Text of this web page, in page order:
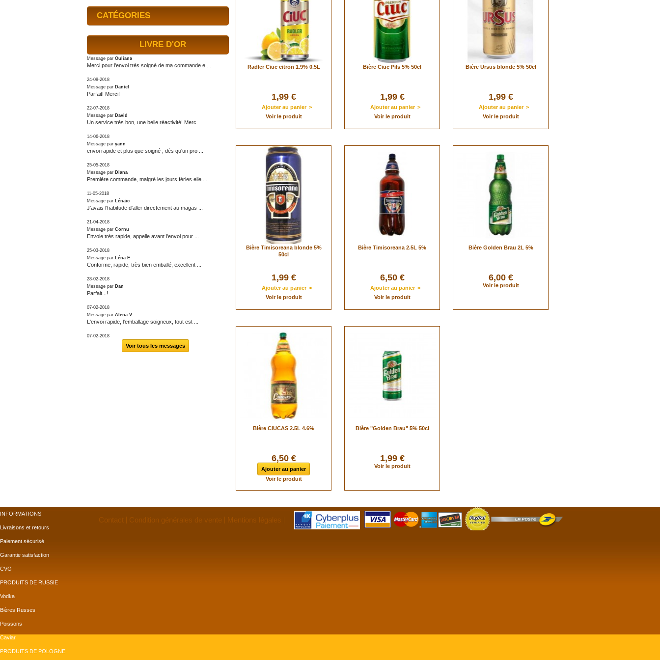
CATÉGORIES
LIVRE D'OR
Message par Ouliana
Merci pour l'envoi très soigné de ma commande e ...
24-08-2018
Message par Daniel
Parfait! Merci!
22-07-2018
Message par David
Un service très bon, une belle réactivité! Merc ...
14-06-2018
Message par yann
envoi rapide et plus que soigné , dès qu'un pro ...
25-05-2018
Message par Diana
Première commande, malgré les jours féries elle ...
11-05-2018
Message par Lénaïc
J'avais l'habitude d'aller directement au magas ...
21-04-2018
Message par Cornu
Envoie très rapide, appelle avant l'envoi pour ...
25-03-2018
Message par Léna E
Conforme, rapide, très bien emballé, excellent ...
28-02-2018
Message par Dan
Parfait...!
07-02-2018
Message par Alena V.
L'envoi rapide, l'emballage soigneux, tout est ...
07-02-2018
Voir tous les messages
Radler Ciuc citron 1.9% 0.5L
1,99 €
Ajouter au panier >
Voir le produit
Bière Ciuc Pils 5% 50cl
1,99 €
Ajouter au panier >
Voir le produit
Bière Ursus blonde 5% 50cl
1,99 €
Ajouter au panier >
Voir le produit
Bière Timisoreana blonde 5%
50cl
1,99 €
Ajouter au panier >
Voir le produit
Bière Timisoreana 2.5L 5%
6,50 €
Ajouter au panier >
Voir le produit
Bière Golden Brau 2L 5%
6,00 €
Voir le produit
Bière CIUCAS 2.5L 4.6%
6,50 €
Ajouter au panier
Voir le produit
Bière "Golden Brau" 5% 50cl
1,99 €
Voir le produit
INFORMATIONS
Livraisons et retours
Paiement sécurisé
Garantie satisfaction
CVG
PRODUITS DE RUSSIE
Vodka
Bières Russes
Poissons
Caviar
PRODUITS DE POLOGNE
Contact Condition générales de vente Mentions légales